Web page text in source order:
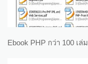
Ebook PHP กว่า 100 เล่ม